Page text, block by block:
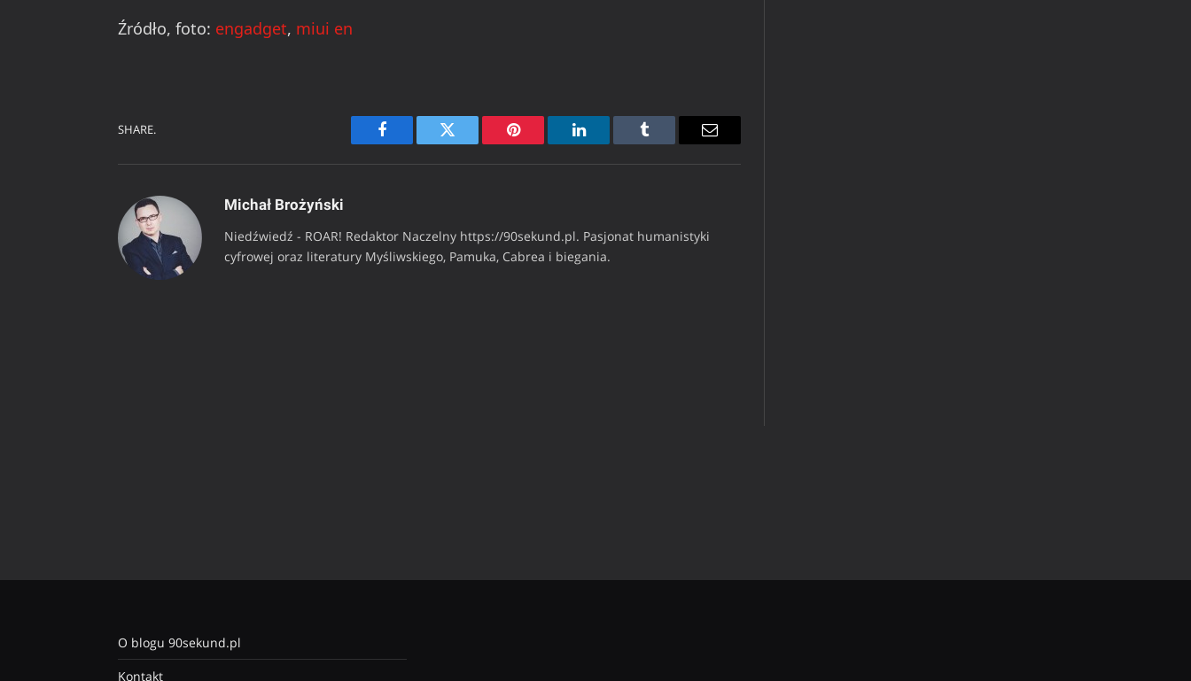
Źródło, foto: engadget, miui en
SHARE.
Facebook Twitter Pinterest LinkedIn Tumblr Email
Michał Brożyński
Niedźwiedź - ROAR! Redaktor Naczelny https://90sekund.pl. Pasjonat humanistyki
cyfrowej oraz literatury Myśliwskiego, Pamuka, Cabrea i biegania.
O blogu 90sekund.pl
Kontakt